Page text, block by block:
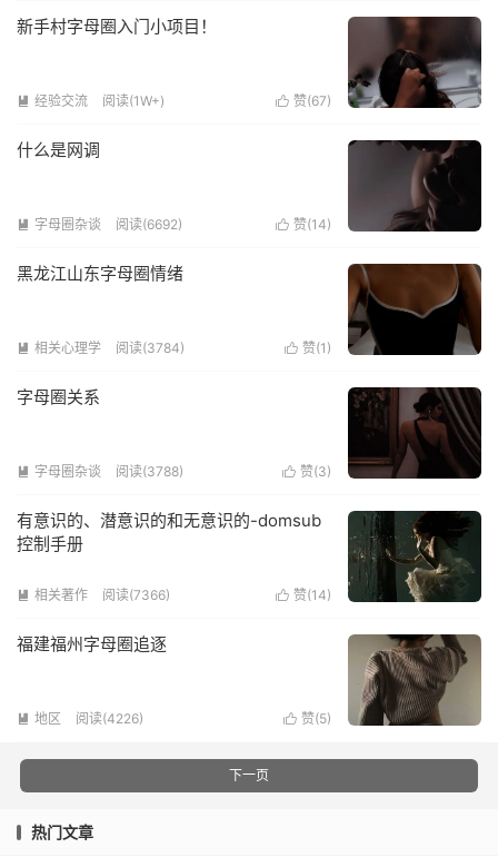
新手村字母圈入门小项目！
 赞(67)
 经验交流 阅读(1W+)
什么是网调
 赞(14)
 字母圈杂谈 阅读(6692)
黑龙江山东字母圈情绪
 赞(1 )
 相关心理学 阅读(3784)
字母圈关系
 赞(3)
 字母圈杂谈 阅读(3788)
有意识的、潜意识的和无意识的-domsub
控制手册
 赞(14)
 相关著作 阅读(7366)
福建福州字母圈追逐
 赞(5)
 地区 阅读(4226)
下一页
热门文章